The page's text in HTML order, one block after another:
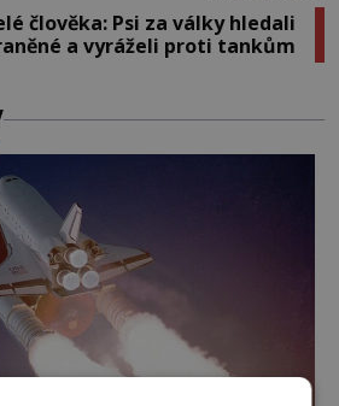
člověka: Psi za války hledali
a vyráželi proti tankům